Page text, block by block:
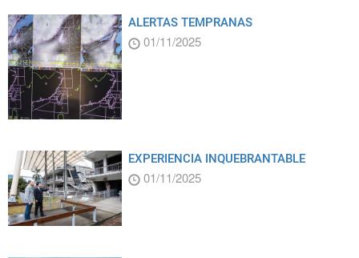
ALERTAS TEMPRANAS
01/11/2025
EXPERIENCIA INQUEBRANTABLE
01/11/2025